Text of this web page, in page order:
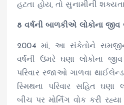
હટતા હોય, તો સુનામીની
8 વર્ષની બાળકીએ લોકોના જીવ
2004 માં, આ સંકેતોને
વર્ષની ઉંમરે ઘણા લોકોના
પરિવાર રજાઓ ગાળવા
સ્મિથના પરિવાર સહિત
બીચ પર મોર્નિંગ વોક કરી